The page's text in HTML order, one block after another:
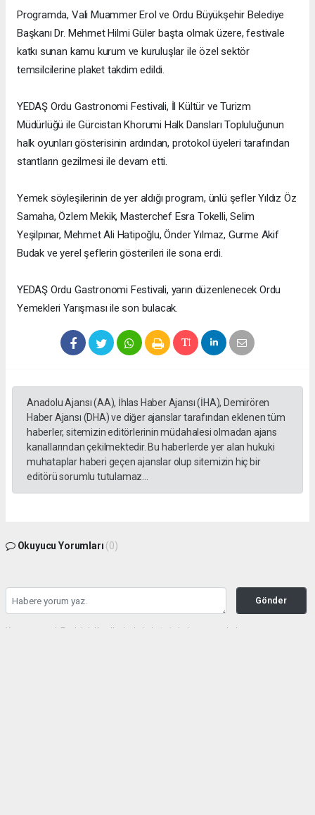
Programda, Vali Muammer Erol ve Ordu Büyükşehir Belediye
Başkanı Dr. Mehmet Hilmi Güler başta olmak üzere, festivale
katkı sunan kamu kurum ve kuruluşlar ile özel sektör
temsilcilerine plaket takdim edildi.
YEDAŞ Ordu Gastronomi Festivali, İl Kültür ve Turizm
Müdürlüğü ile Gürcistan Khorumi Halk Dansları Topluluğunun
halk oyunları gösterisinin ardından, protokol üyeleri tarafından
stantların gezilmesi ile devam etti.
Yemek söyleşilerinin de yer aldığı program, ünlü şefler Yıldız Öz
Samaha, Özlem Mekik, Masterchef Esra Tokelli, Selim
Yeşilpınar, Mehmet Ali Hatipoğlu, Önder Yılmaz, Gurme Akif
Budak ve yerel şeflerin gösterileri ile sona erdi.
YEDAŞ Ordu Gastronomi Festivali, yarın düzenlenecek Ordu
Yemekleri Yarışması ile son bulacak.
Anadolu Ajansı (AA), İhlas Haber Ajansı (İHA), Demirören
Haber Ajansı (DHA) ve diğer ajanslar tarafından eklenen tüm
haberler, sitemizin editörlerinin müdahalesi olmadan ajans
kanallarından çekilmektedir. Bu haberlerde yer alan hukuki
muhataplar haberi geçen ajanslar olup sitemizin hiç bir
editörü sorumlu tutulamaz...
Okuyucu Yorumları (0)
Gönder
Yorum yazarak Topluluk Kuralları’nı kabul etmiş bulunuyor ve haberunye.com